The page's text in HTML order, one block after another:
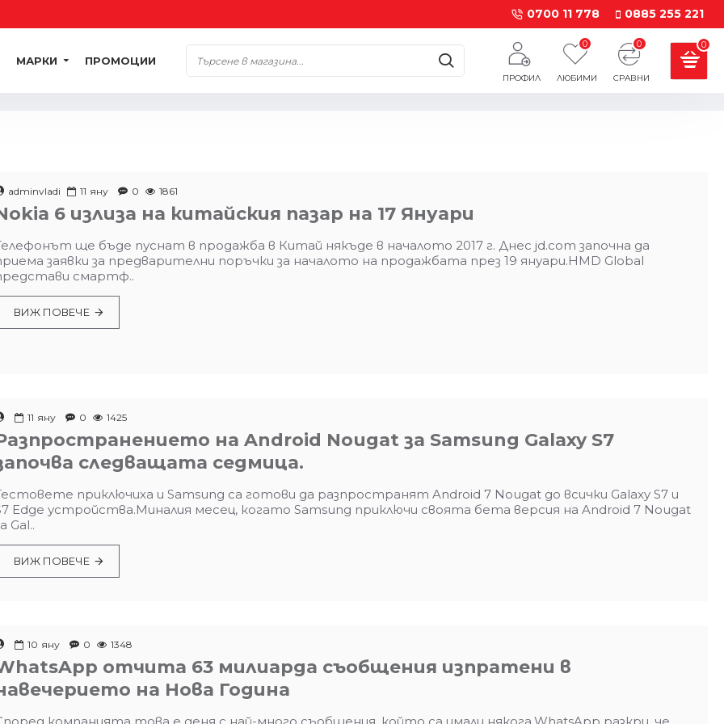
0700 11 778 0885 255 221
МАРКИ ПРОМОЦИИ
ПРОФИЛ ЛЮБИМИ
0
СРАВНИ
0 0
adminvladi 11 яну 0 1861
6 излиза на китайския пазар на 17 Януари
ще бъде пуснат в продажба в Китай някъде в началото 2017 г. Днес jd.com започна да
заявки за предварителни поръчки за началото на продажбата през 19 януари.HMD Global
смартф..
ВИЖ ПОВЕЧЕ
11 яну 0 1425
на Android Nougat за Samsung Galaxy S7
следващата седмица.
приключиха и Samsung са готови да разпространят Android 7 Nougat до всички Galaxy S7 и
Edge устройства.Миналия месец, когато Samsung приключи своята бета версия на Android 7 Nougat
Gal..
ВИЖ ПОВЕЧЕ
10 яну 0 1348
отчита 63 милиарда съобщения изпратени в
на Нова Година